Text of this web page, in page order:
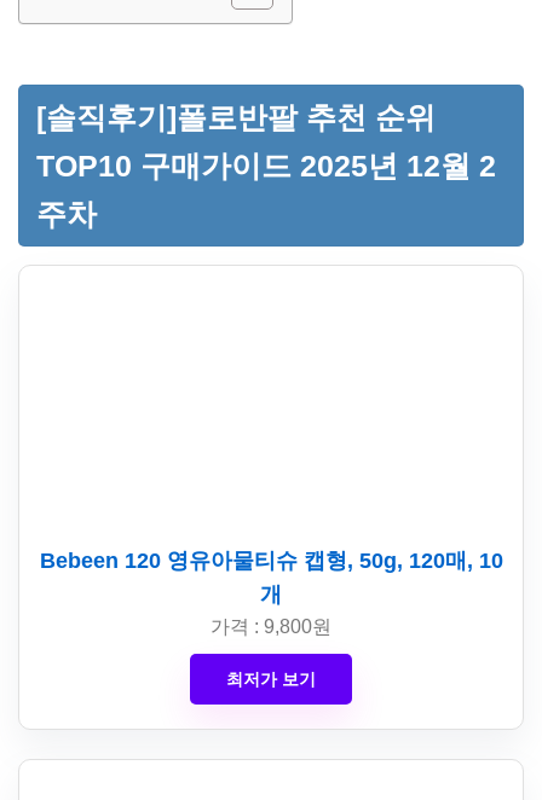
[솔직후기]폴로반팔 추천 순위
TOP10 구매가이드 2025년 12월 2
주차
Bebeen 120 영유아물티슈 캡형, 50g, 120매, 10
개
가격 : 9,800원
최저가 보기